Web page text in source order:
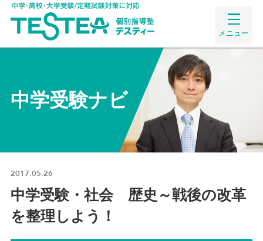
メニュー
中学受験ナビ
2017.05.26
中学受験・社会 歴史～戦後の改革
を整理しよう！